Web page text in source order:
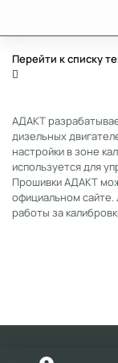
Перейти к списку
АДАКТ
дизельных
настройки в зоне
используется для
Прошивки АДАКТ
официальном
работы за